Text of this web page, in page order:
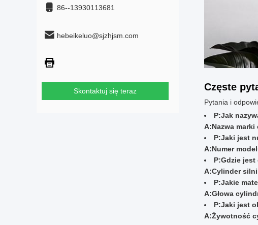
86--13930113681
hebeikeluo@sjzhjsm.com
Skontaktuj się teraz Częste
Pytania i
P:Jak
A:Nazwa
P:Jaki jest
A:Numer
P:Gdzie
A:Cylinder
P:Jakie
A:Głowa
P:Jaki jest
A:Żywotność